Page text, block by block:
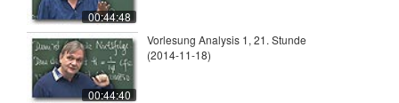
00:44:48
00:44:40
Vorlesung Analysis 1, 21. Stunde
(2014-11-18)